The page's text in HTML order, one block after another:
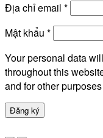
Địa chỉ email *
Mật khẩu *
Your personal data
throughout this
and for other
Đăng ký